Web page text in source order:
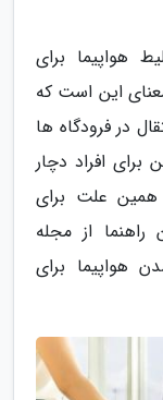
هواپیما برای
این است که
در فرودگاه ها
افراد دچار
همین علت برای
از مجله
هواپیما برای